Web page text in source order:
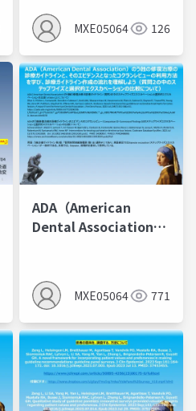
MXE05064 126
ADA（American
Dental Association）
のエビデンスとなった
コクランレビューの作
成方法を学び、診療ガ
イドライン作成の流れ
を理解しよう（質問2の
中のステップワイズと
選択的エクスカベーシ
MXE05064 771